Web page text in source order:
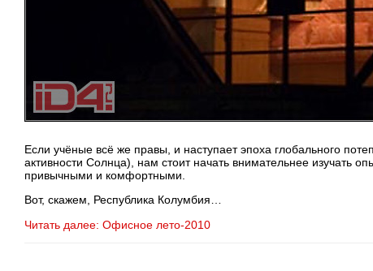
Если учёные всё же правы, и наступает эпоха глобального
активности Солнца), нам стоит начать внимательнее изучать
привычными и комфортными.
Вот, скажем, Республика Колумбия…
Читать далее: Офисное лето-2010